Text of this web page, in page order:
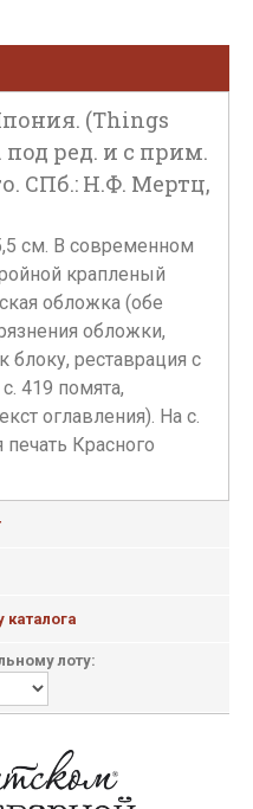
(Things
под ред. и с прим.
СПб.: Н.Ф. Мертц,
см. В современном
крапленый
обложка (обе
обложки,
реставрация с
419 помята,
оглавления). На с.
Красного
лоту: